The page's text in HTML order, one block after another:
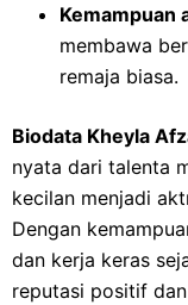
Kemampuan
membawa
remaja biasa.
Biodata Kheyla
nyata dari talenta
kecilan menjadi
Dengan
dan kerja keras
reputasi positif